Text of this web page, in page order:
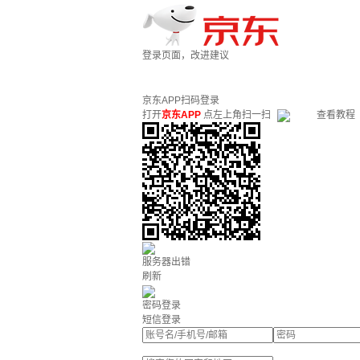
登录页面，改进建议
京东APP扫码登录
打开京东APP 点左上角扫一扫 查看教程
服务器出错
刷新
密码登录
短信登录